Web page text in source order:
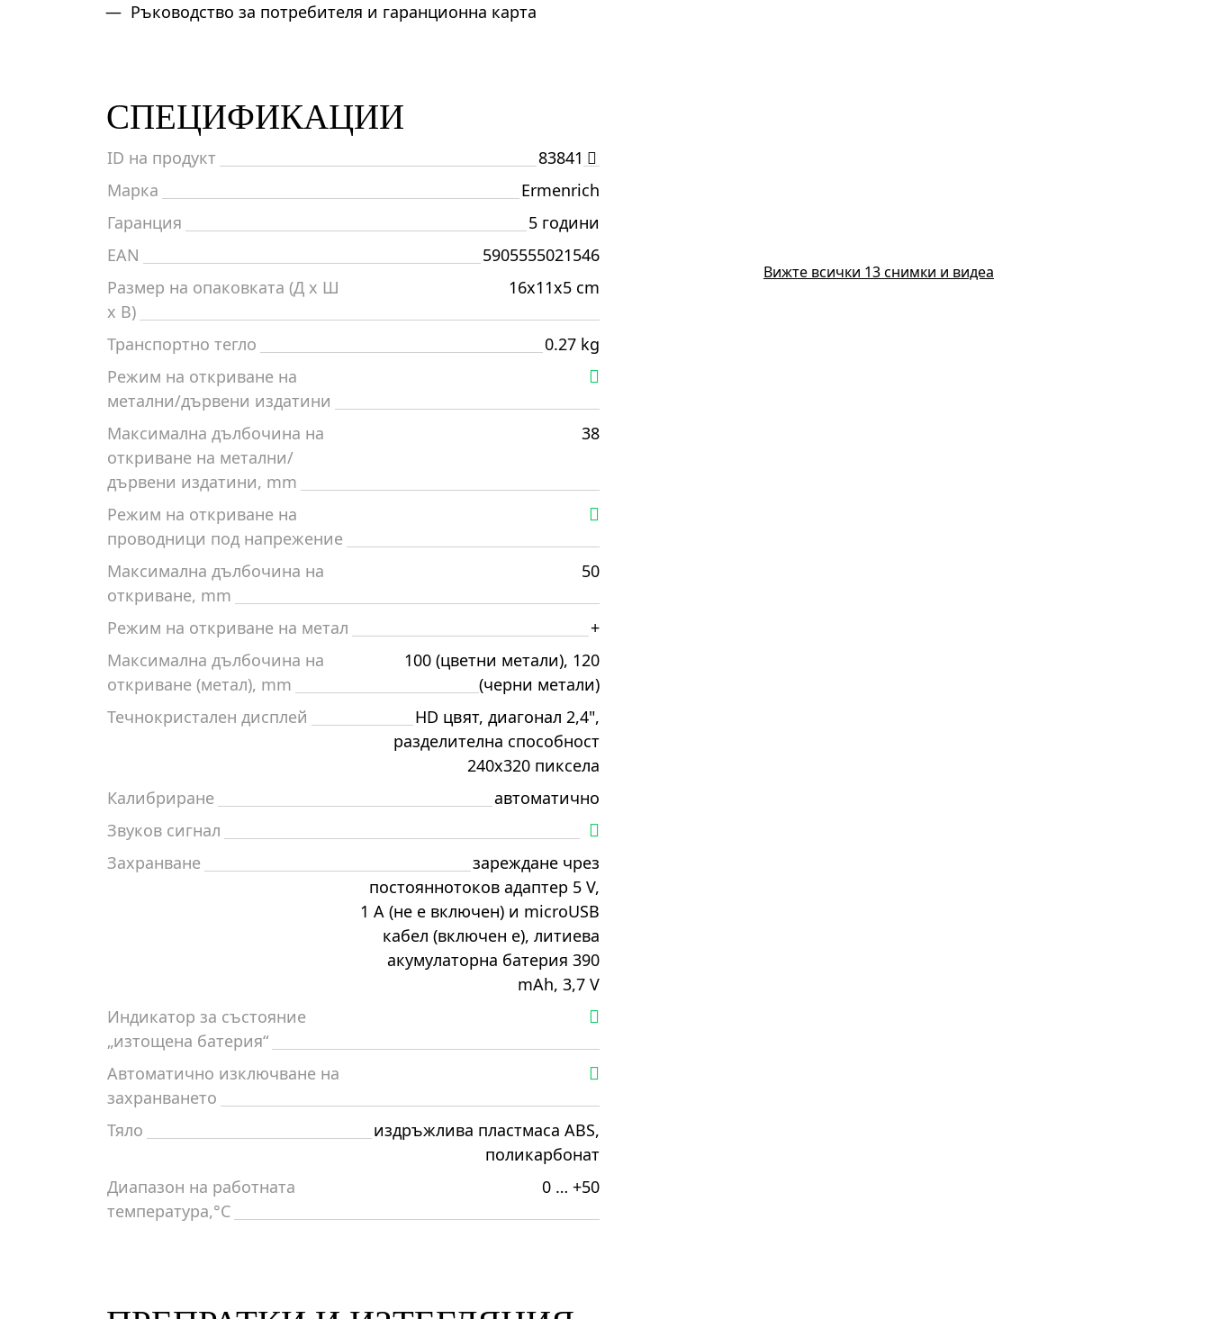
Вижте всички 13 снимки и видеа
Ръководство за потребителя и гаранционна карта
СПЕЦИФИКАЦИИ
ID на продукт
83841
Марка
Ermenrich
Гаранция
5 години
EAN
5905555021546
Размер на опаковката (Д x Ш
x В)
16x11x5 cm
Транспортно тегло
0.27 kg
Режим на откриване на
метални/дървени издатини
Максимална дълбочина на
откриване на метални/
дървени издатини, mm
38
Режим на откриване на
проводници под напрежение
Максимална дълбочина на
откриване, mm
50
Режим на откриване на метал
+
Максимална дълбочина на
откриване (метал), mm
100 (цветни метали), 120
(черни метали)
Течнокристален дисплей
HD цвят, диагонал 2,4",
разделителна способност
240x320 пиксела
Калибриране
автоматично
Звуков сигнал
Захранване
зареждане чрез
постояннотоков адаптер 5 V,
1 A (не е включен) и microUSB
кабел (включен е), литиева
акумулаторна батерия 390
mAh, 3,7 V
Индикатор за състояние
„изтощена батерия“
Автоматично изключване на
захранването
Тяло
издръжлива пластмаса ABS,
поликарбонат
Диапазон на работната
температура,°C
0 … +50